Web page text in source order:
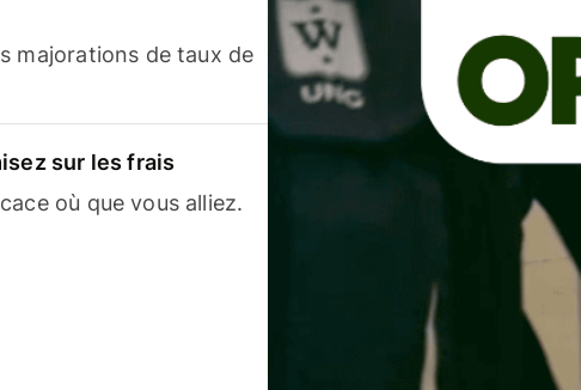
majorations de taux de
sur les frais
où que vous alliez.